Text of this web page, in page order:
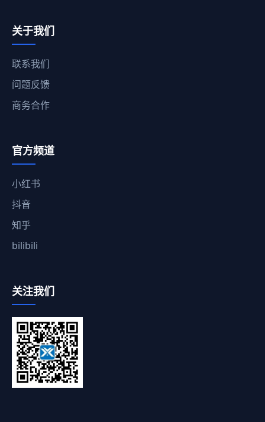
关于我们
联系我们
问题反馈
商务合作
官方频道
小红书
抖音
知乎
bilibili
关注我们